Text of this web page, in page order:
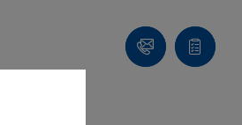
Contact
Votre
panier